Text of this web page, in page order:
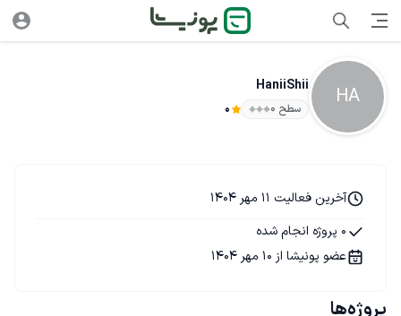
HA
HaniiShii
سطح ۰ 0
آخرین فعالیت 11 مهر 1404
0 پروژه انجام شده
عضو پونیشا از 10 مهر 1404
پروژه‌ها